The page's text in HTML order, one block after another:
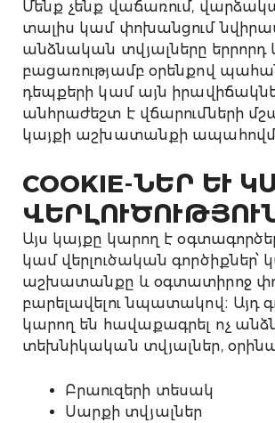
Մենք չենք վաճառում,
տալիս կամ փոխանցում
անձնական տվյալները երրորդ
բացառությամբ օրենքով
դեպքերի կամ այն
անհրաժեշտ է վճարումների
կայքի աշխատանքի
COOKIE-ՆԵՐ ԵՒ
ԵՐԼՈՒԾՈՒԹՅՈՒՆ
Այս կայքը կարող է
կամ վերլուծական գործիքներ՝
աշխատանքը և օգտատիրոջ
բարելավելու նպատակով։ Այդ
կարող են հավաքագրել ոչ
տեխնիկական տվյալներ,
Բրաուզերի տեսակ
Սարքի տվյալներ